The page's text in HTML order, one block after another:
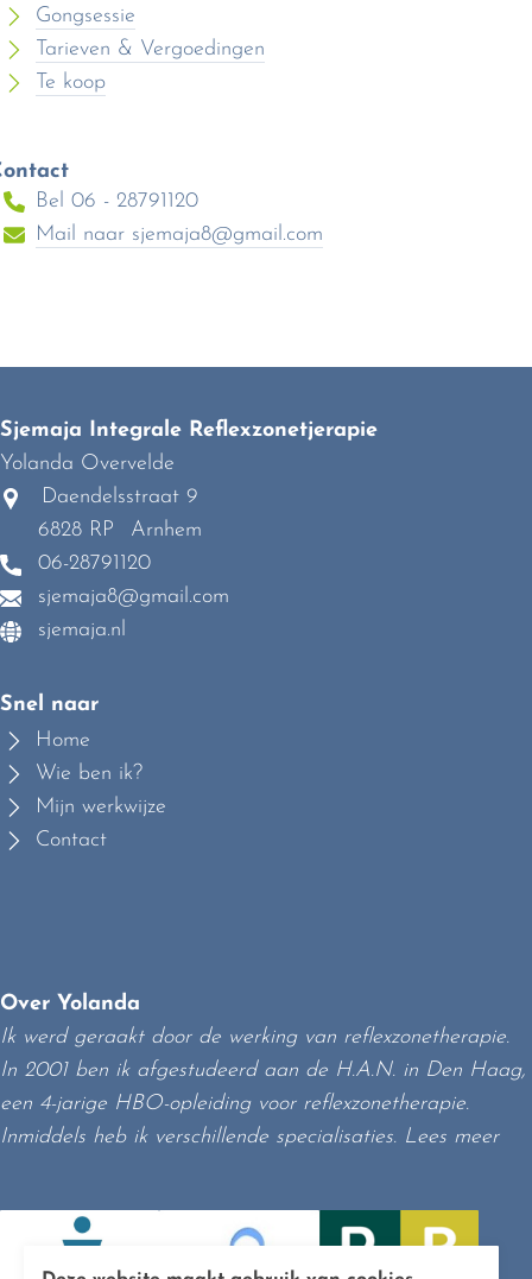
Gongsessie
Tarieven & Vergoedingen
Te koop
Bel 06 - 28791120
Mail naar sjemaja8@gmail.com
Sjemaja Integrale Reflexzonetjerapie
Yolanda Overvelde
Daendelsstraat 9
6828 RP
Arnhem
06-28791120
sjemaja8@gmail.com
sjemaja.nl
Snel naar
Home
Wie ben ik?
Mijn werkwijze
Contact
Over Yolanda
Ik werd geraakt door de werking van reflexzonetherapie.
In 2001 ben ik afgestudeerd aan de H.A.N. in Den Haag,
een 4-jarige HBO-opleiding voor reflexzonetherapie.
Inmiddels heb ik verschillende specialisaties. Lees meer